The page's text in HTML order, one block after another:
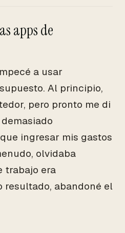
apps de
a usar
Al principio,
pero pronto me di
ingresar mis gastos
olvidaba
trabajo era
resultado, abandoné el